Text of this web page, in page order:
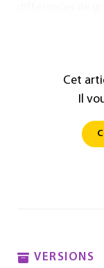
Cet
Il
VERSIONS